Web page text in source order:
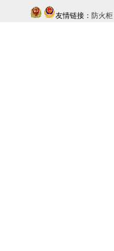
友情链接： 防火柜